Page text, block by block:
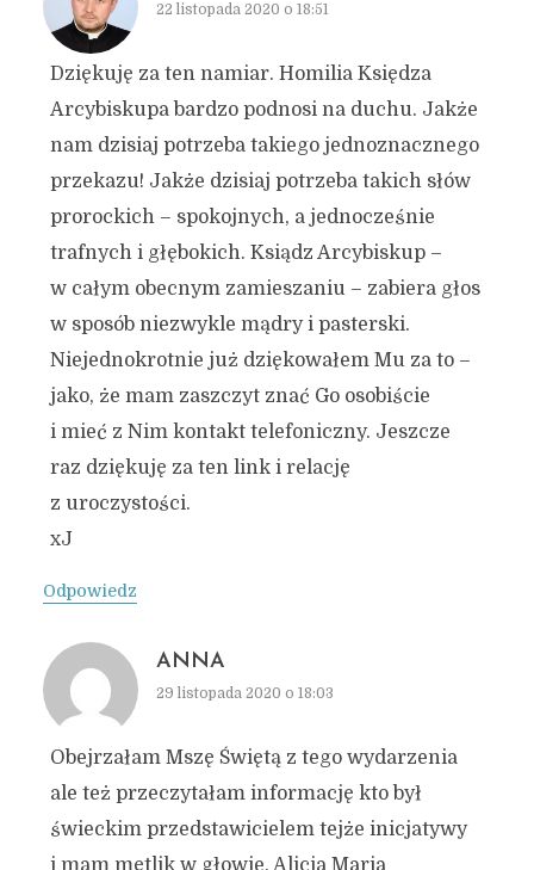
22 listopada 2020 o 18:51
Dziękuję za ten namiar. Homilia Księdza
Arcybiskupa bardzo podnosi na duchu. Jakże
nam dzisiaj potrzeba takiego jednoznacznego
przekazu! Jakże dzisiaj potrzeba takich słów
prorockich – spokojnych, a jednocześnie
trafnych i głębokich. Ksiądz Arcybiskup –
w całym obecnym zamieszaniu – zabiera głos
w sposób niezwykle mądry i pasterski.
Niejednokrotnie już dziękowałem Mu za to –
jako, że mam zaszczyt znać Go osobiście
i mieć z Nim kontakt telefoniczny. Jeszcze
raz dziękuję za ten link i relację
z uroczystości.
xJ
Odpowiedz
ANNA
29 listopada 2020 o 18:03
Obejrzałam Mszę Świętą z tego wydarzenia
ale też przeczytałam informację kto był
świeckim przedstawicielem tejże inicjatywy
i mam mętlik w głowie. Alicja Maria